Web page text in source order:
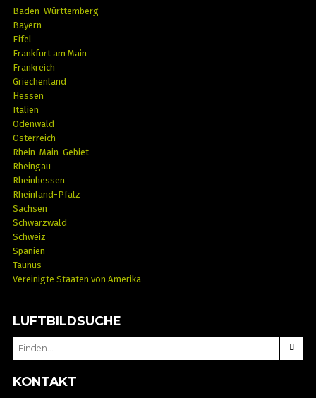
Baden-Württemberg
Bayern
Eifel
Frankfurt am Main
Frankreich
Griechenland
Hessen
Italien
Odenwald
Österreich
Rhein-Main-Gebiet
Rheingau
Rheinhessen
Rheinland-Pfalz
Sachsen
Schwarzwald
Schweiz
Spanien
Taunus
Vereinigte Staaten von Amerika
LUFTBILDSUCHE
SEARCH
KONTAKT